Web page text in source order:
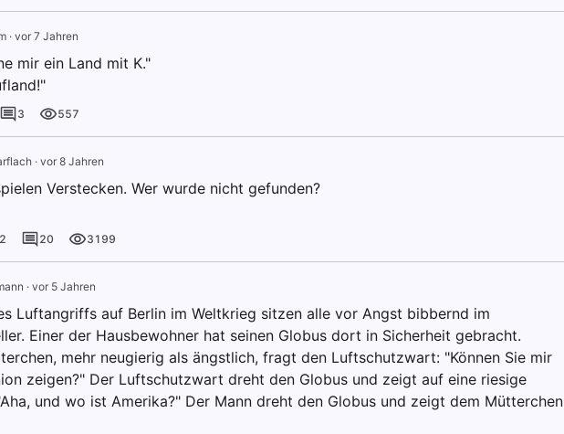
· vor 7 Jahren
mir ein Land mit K."
3 557
· vor 8 Jahren
Verstecken. Wer wurde nicht gefunden?
20 3199
· vor 5 Jahren
Luftangriffs auf Berlin im Weltkrieg sitzen alle vor Angst bibbernd im
Einer der Hausbewohner hat seinen Globus dort in Sicherheit gebracht.
mehr neugierig als ängstlich, fragt den Luftschutzwart: "Können Sie mir
zeigen?" Der Luftschutzwart dreht den Globus und zeigt auf eine riesige
und wo ist Amerika?" Der Mann dreht den Globus und zeigt dem Mütterchen